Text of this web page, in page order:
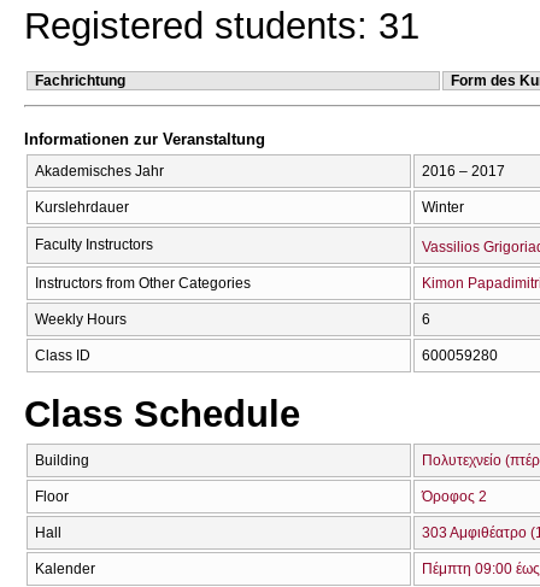
Registered students: 31
Fachrichtung Form des
Informationen zur Veranstaltung
Akademisches Jahr 2016 – 2017
Kurslehrdauer Winter
Faculty Instructors Vassilios
Instructors from Other Categories Kimon
Weekly Hours 6
Class ID 600059280
Class Schedule
Building Πολυτεχνείο
Floor Όροφος 2
Hall 303 Αμφιθέατρο
Kalender Πέμπτη 09:00